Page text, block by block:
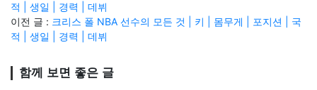
적 | 생일 | 경력 | 데뷔
이전 글 : 크리스 폴 NBA 선수의 모든 것 | 키 | 몸무게 | 포지션 | 국
적 | 생일 | 경력 | 데뷔
함께 보면 좋은 글